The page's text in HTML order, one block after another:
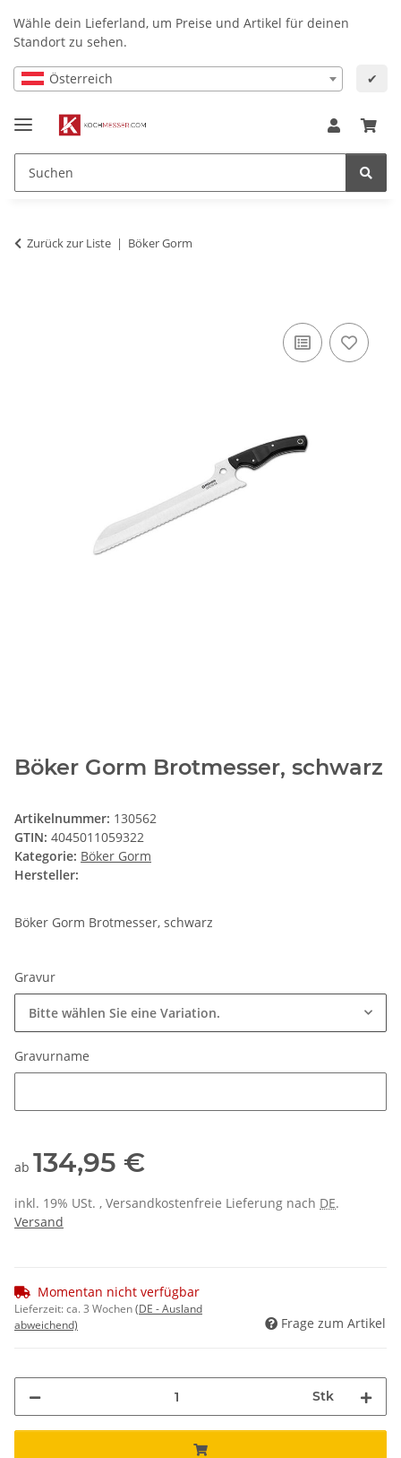
Wähle dein Lieferland, um Preise und Artikel für deinen
Standort zu sehen.
Österreich ✔
Zurück zur Liste Böker Gorm
Böker Gorm Brotmesser, schwarz
Artikelnummer: 130562
GTIN: 4045011059322
Kategorie: Böker Gorm
Hersteller:
Böker Gorm Brotmesser, schwarz
Gravur
Bitte wählen Sie eine Variation.
Gravurname
ab 134,95 €
inkl. 19% USt. , Versandkostenfreie Lieferung nach DE.
Versand
Momentan nicht verfügbar
Lieferzeit:ca. 3 Wochen(DE - Ausland
abweichend)
Frage zum Artikel
Stk